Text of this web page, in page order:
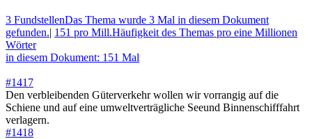
3 FundstellenDas Thema wurde 3 Mal in diesem Dokument
gefunden.| 151 pro Mill.Häufigkeit des Themas pro eine Millionen
Wörter
in diesem Dokument: 151 Mal
#1417
Den verbleibenden Güterverkehr wollen wir vorrangig auf die
Schiene und auf eine umweltverträgliche Seeund Binnenschifffahrt
verlagern.
#1418